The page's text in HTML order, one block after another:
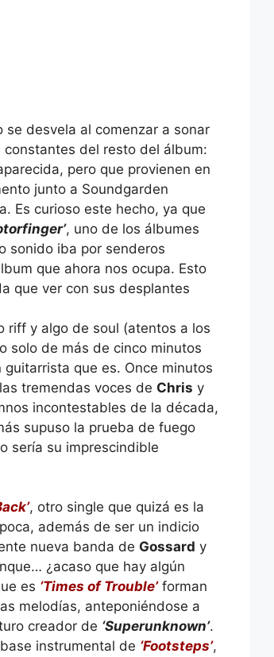
se desvela al comenzar a sonar
del resto del álbum:
pero que provienen en
junto a Soundgarden
Es curioso este hecho, ya que
, uno de los álbumes
sonido iba por senderos
que ahora nos ocupa. Esto
que ver con sus desplantes
riff y algo de soul (atentos a los
solo de más de cinco minutos
que es. Once minutos
tremendas voces de Chris y
incontestables de la década,
supuso la prueba de fuego
sería su imprescindible
, otro single que quizá es la
además de ser un indicio
nueva banda de Gossard y
¿acaso que hay algún
es ‘Times of Trouble’forman
melodías, anteponiéndose a
creador de ‘Superunknown’.
instrumental de ‘Footsteps’,